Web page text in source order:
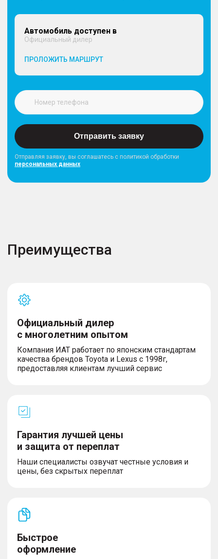
Автомобиль доступен в
Официальный дилер
ПРОЛОЖИТЬ МАРШРУТ
Отправить заявку
Отправляя заявку, вы соглашатесь с политикой обработки
персональных данных
Преимущества
Официальный дилер
с многолетним опытом
Компания ИАТ работает по японским стандартам
качества брендов Toyota и Lexus с 1998г,
предоставляя клиентам лучший сервис
Гарантия лучшей цены
и защита от переплат
Наши специалисты озвучат честные условия и
цены, без скрытых переплат
Быстрое
оформление